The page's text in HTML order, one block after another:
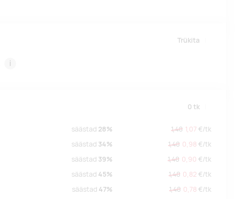
Trükita
i
0 tk
säästad 28% 1,48 1,07 €/tk
säästad 34% 1,48 0,98 €/tk
säästad 39% 1,48 0,90 €/tk
säästad 45% 1,48 0,82 €/tk
säästad 47% 1,48 0,78 €/tk